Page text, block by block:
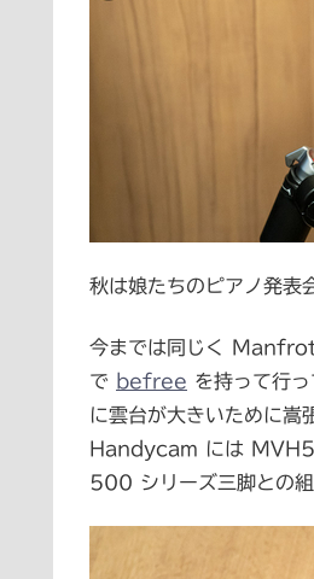
秋は娘たちのピアノ発表
今までは同じく
で
befree を持って行
に雲台が大きいために嵩
Handycam には
500 シリーズ三脚との